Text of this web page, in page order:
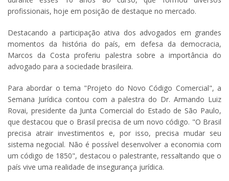
profissionais, hoje em posição de destaque no mercado.
Destacando a participação ativa dos advogados em grandes
momentos da história do país, em defesa da democracia,
Marcos da Costa proferiu palestra sobre a importância do
advogado para a sociedade brasileira.
Para abordar o tema "Projeto do Novo Código Comercial", a
Semana Jurídica contou com a palestra do Dr. Armando Luiz
Rovai, presidente da Junta Comercial do Estado de São Paulo,
que destacou que o Brasil precisa de um novo código. "O Brasil
precisa atrair investimentos e, por isso, precisa mudar seu
sistema negocial. Não é possível desenvolver a economia com
um código de 1850", destacou o palestrante, ressaltando que o
país vive uma realidade de insegurança jurídica.